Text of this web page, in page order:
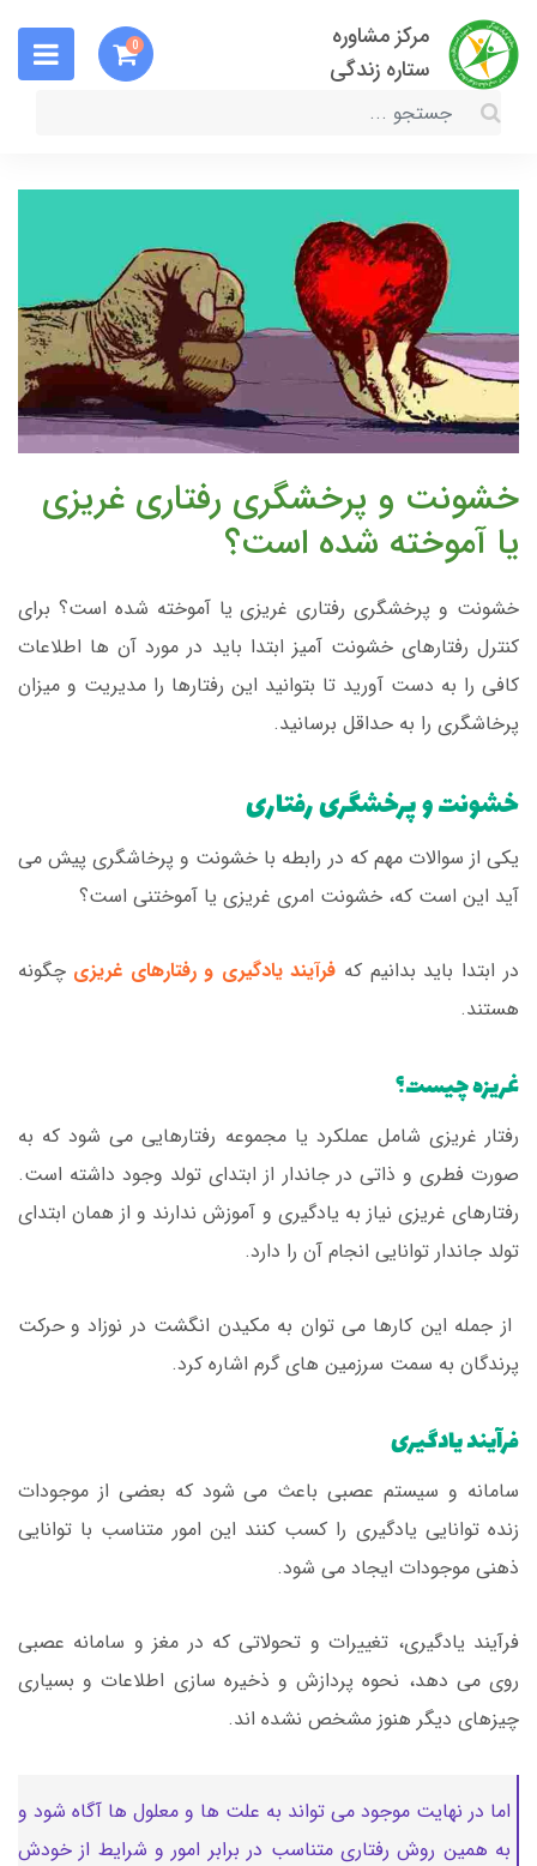
مرکز مشاوره
ستاره زندگی
0
خشونت و پرخشگری رفتاری غریزی
یا آموخته شده است؟
خشونت و پرخشگری رفتاری غریزی یا آموخته شده است؟ برای
کنترل رفتارهای خشونت آمیز ابتدا باید در مورد آن ها اطلاعات
کافی را به دست آورید تا بتوانید این رفتارها را مدیریت و میزان
پرخاشگری را به حداقل برسانید.
خشونت و پرخشگری رفتاری
یکی از سوالات مهم که در رابطه با خشونت و پرخاشگری پیش می
آید این است که، خشونت امری غریزی یا آموختنی است؟
در ابتدا باید بدانیم که فرآیند یادگیری و رفتارهای غریزی چگونه
هستند.
غریزه چیست؟
رفتار غریزی شامل عملکرد یا مجموعه رفتارهایی می شود که به
صورت فطری و ذاتی در جاندار از ابتدای تولد وجود داشته است.
رفتارهای غریزی نیاز به یادگیری و آموزش ندارند و از همان ابتدای
تولد جاندار توانایی انجام آن را دارد.
از جمله این کارها می توان به مکیدن انگشت در نوزاد و حرکت
پرندگان به سمت سرزمین های گرم اشاره کرد.
فرآیند یادگیری
سامانه و سیستم عصبی باعث می شود که بعضی از موجودات
زنده توانایی یادگیری را کسب کنند این امور متناسب با توانایی
ذهنی موجودات ایجاد می شود.
فرآیند یادگیری، تغییرات و تحولاتی که در مغز و سامانه عصبی
روی می دهد، نحوه پردازش و ذخیره سازی اطلاعات و بسیاری
چیزهای دیگر هنوز مشخص نشده اند.
اما در نهایت موجود می تواند به علت ها و معلول ها آگاه شود و
به همین روش رفتاری متناسب در برابر امور و شرایط از خودش